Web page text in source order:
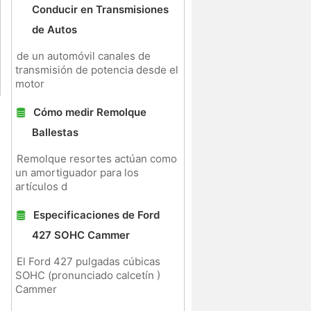
Conducir en Transmisiones
de Autos
de un automóvil canales de
transmisión de potencia desde el
motor
Cómo medir Remolque
Ballestas
Remolque resortes actúan como
un amortiguador para los
artículos d
Especificaciones de Ford
427 SOHC Cammer
El Ford 427 pulgadas cúbicas
SOHC (pronunciado calcetín )
Cammer